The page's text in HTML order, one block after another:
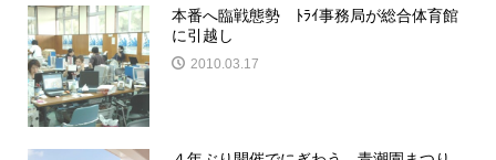
本番へ臨戦態勢 ﾄﾗｲ事務局が総合体育館
に引越し
2010.03.17